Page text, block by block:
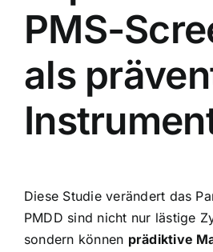
PMS-
als
Diese Studie verändert das
PMDD sind nicht nur lästige
sondern können prädiktive